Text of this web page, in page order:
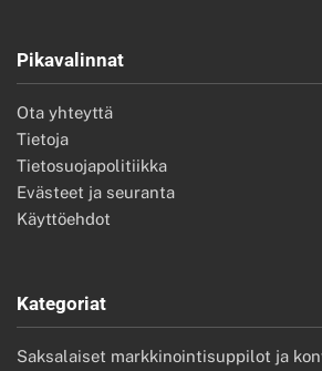
Pikavalinnat
Ota yhteyttä
Tietoja
Tietosuojapolitiikka
Evästeet ja seuranta
Käyttöehdot
Kategoriat
Saksalaiset markkinointisuppilot ja